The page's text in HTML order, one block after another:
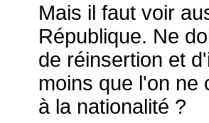
Mais il faut voir
République. Ne
de réinsertion et
moins que l'on ne
à la nationalité ?